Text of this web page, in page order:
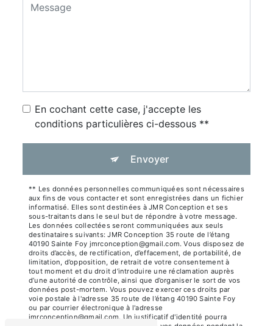
En cochant cette case, j'accepte les
conditions particulières ci-dessous **
Envoyer
** Les données personnelles communiquées sont nécessaires
aux fins de vous contacter et sont enregistrées dans un fichier
informatisé. Elles sont destinées à JMR Conception et ses
sous-traitants dans le seul but de répondre à votre message.
Les données collectées seront communiquées aux seuls
destinataires suivants: JMR Conception 35 route de l’étang
40190 Sainte Foy jmrconception@gmail.com. Vous disposez de
droits d’accès, de rectification, d’effacement, de portabilité, de
limitation, d’opposition, de retrait de votre consentement à
tout moment et du droit d’introduire une réclamation auprès
d’une autorité de contrôle, ainsi que d’organiser le sort de vos
données post-mortem. Vous pouvez exercer ces droits par
voie postale à l'adresse 35 route de l’étang 40190 Sainte Foy
ou par courrier électronique à l'adresse
jmrconception@gmail.com. Un justificatif d'identité pourra